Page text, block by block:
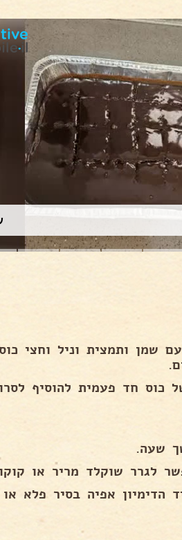
שמן ותמצית וניל וחצי
כוסות קמח של כוס חד פעמית
לגרר שוקלד מריר או
אפיה בסיר פלא או